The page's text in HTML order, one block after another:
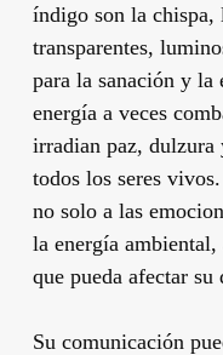
índigo son la
transparentes,
para la sanación y la
energía a veces
irradian paz, dulzura
todos los seres
no solo a las
la energía
que pueda afectar
Su comunicación